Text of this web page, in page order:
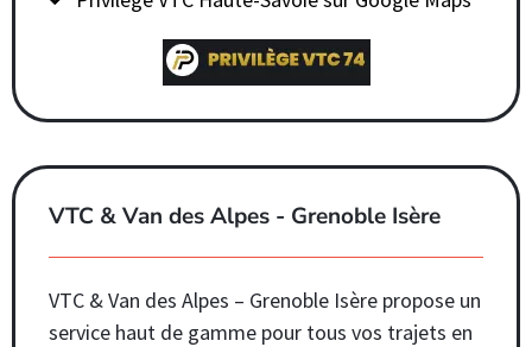
VTC & Van des Alpes - Grenoble Isère
VTC & Van des Alpes – Grenoble Isère propose un
service haut de gamme pour tous vos trajets en